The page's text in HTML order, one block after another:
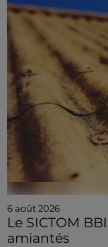
6 août 2026
Le SICTOM
amiantés